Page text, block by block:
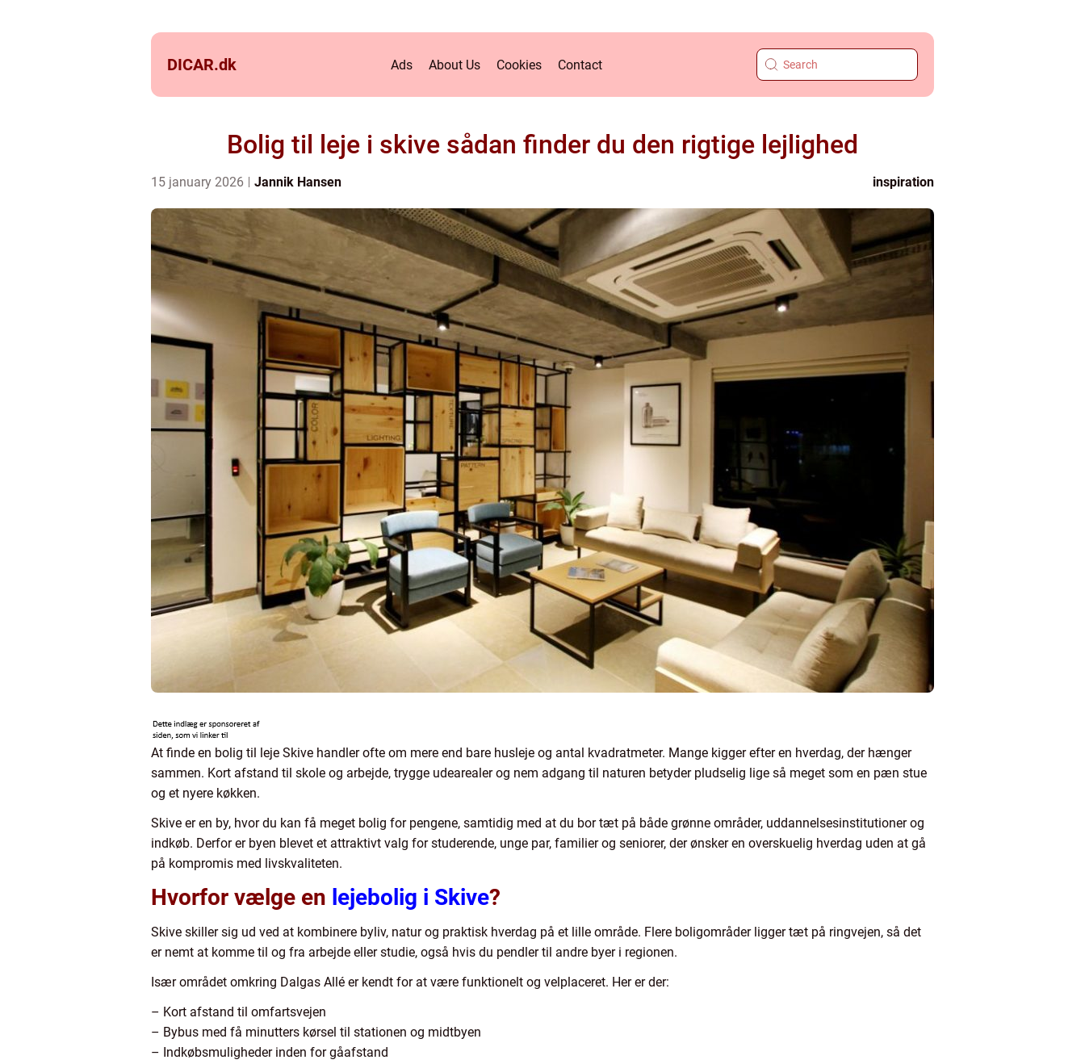
DICAR.dk Ads About Us Cookies Contact
Bolig til leje i skive sådan finder du den rigtige lejlighed
15 january 2026 Jannik Hansen inspiration
At finde en bolig til leje Skive handler ofte om mere end bare husleje og antal kvadratmeter. Mange kigger efter en hverdag, der hænger
sammen. Kort afstand til skole og arbejde, trygge udearealer og nem adgang til naturen betyder pludselig lige så meget som en pæn stue
og et nyere køkken.
Skive er en by, hvor du kan få meget bolig for pengene, samtidig med at du bor tæt på både grønne områder, uddannelsesinstitutioner og
indkøb. Derfor er byen blevet et attraktivt valg for studerende, unge par, familier og seniorer, der ønsker en overskuelig hverdag uden at gå
på kompromis med livskvaliteten.
Hvorfor vælge en lejebolig i Skive?
Skive skiller sig ud ved at kombinere byliv, natur og praktisk hverdag på et lille område. Flere boligområder ligger tæt på ringvejen, så det
er nemt at komme til og fra arbejde eller studie, også hvis du pendler til andre byer i regionen.
Især området omkring Dalgas Allé er kendt for at være funktionelt og velplaceret. Her er der:
– Kort afstand til omfartsvejen
– Bybus med få minutters kørsel til stationen og midtbyen
– Indkøbsmuligheder inden for gåafstand